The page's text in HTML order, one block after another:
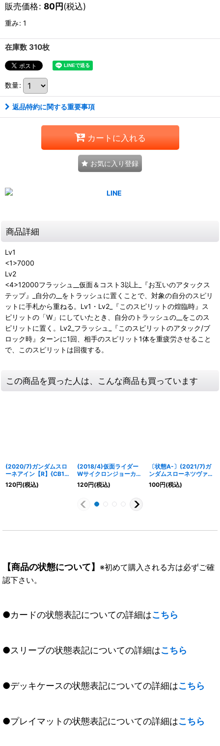
販売価格: 80円(税込)
重み: 1
在庫数 310枚
数量:
返品特約に関する重要事項
カートに入れる
お気に入り登録
商品詳細
Lv1
<1>7000
Lv2
<4>12000フラッシュ__仮面＆コスト3以上_『お互いのアタックス
テップ』_自分の__をトラッシュに置くことで、対象の自分のスピリ
ットに手札から重ねる。Lv1・Lv2_『このスピリットの煌臨時』ス
ピリットの「W」にしていたとき、自分のトラッシュの__をこのス
ピリットに置く。Lv2_フラッシュ_『このスピリットのアタック/ブ
ロック時』ターンに1回、相手のスピリット1体を重疲労させること
で、このスピリットは回復する。
この商品を買った人は、こんな商品も買っています
(2020/7)ガンダムスロ
ーネアイン【R】{CB13-
043}《青》
120円(税込)
(2018/4)仮面ライダー
Wサイクロンジョーカー
【R】{CB04-033}
《多》
120円(税込)
〔状態A-〕(2021/7)ガ
ンダムスローネツヴァイ
[サーシェス機]【M】
{CB16-049}《青》
100円(税込)
【商品の状態について】 ※初めて購入される方は必ずご確
認下さい。
●カードの状態表記についての詳細はこちら
●スリーブの状態表記についての詳細はこちら
●デッキケースの状態表記についての詳細はこちら
●プレイマットの状態表記についての詳細はこちら